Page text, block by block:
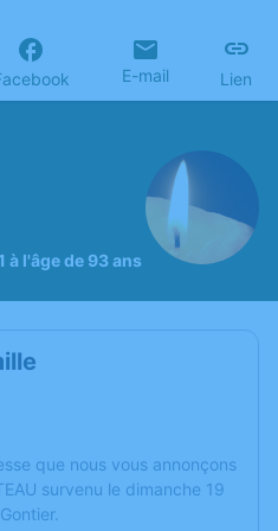
E-mail Lien
à l'âge de 93 ans
que nous vous annonçons
survenu le dimanche 19